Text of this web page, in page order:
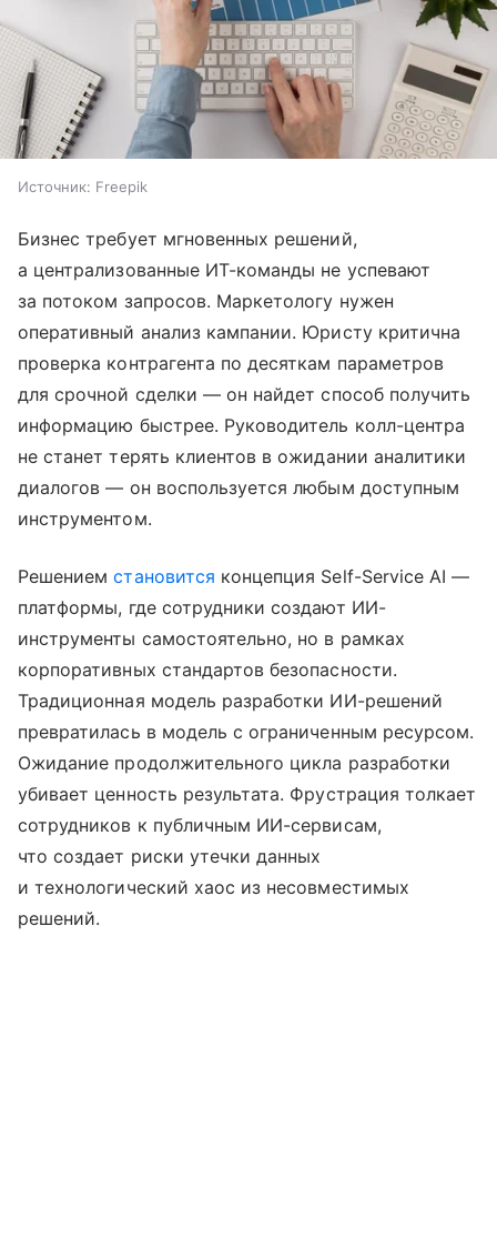
Источник: Freepik
Бизнес требует мгновенных решений,
а централизованные ИТ-команды не успевают
за потоком запросов. Маркетологу нужен
оперативный анализ кампании. Юристу критична
проверка контрагента по десяткам параметров
для срочной сделки — он найдет способ получить
информацию быстрее. Руководитель колл-центра
не станет терять клиентов в ожидании аналитики
диалогов — он воспользуется любым доступным
инструментом.
Решениемстановится концепция Self-Service AI —
платформы, где сотрудники создают ИИ-
инструменты самостоятельно, но в рамках
корпоративных стандартов безопасности.
Традиционная модель разработки ИИ-решений
превратилась в модель с ограниченным ресурсом.
Ожидание продолжительного цикла разработки
убивает ценность результата. Фрустрация толкает
сотрудников к публичным ИИ-сервисам,
что создает риски утечки данных
и технологический хаос из несовместимых
решений.